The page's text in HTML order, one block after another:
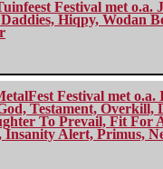
Festival met o.a.
Hiqpy, Wodan
Festival met o.a.
Testament, Overkill,
To Prevail, Fit For
Insanity Alert, Primus,